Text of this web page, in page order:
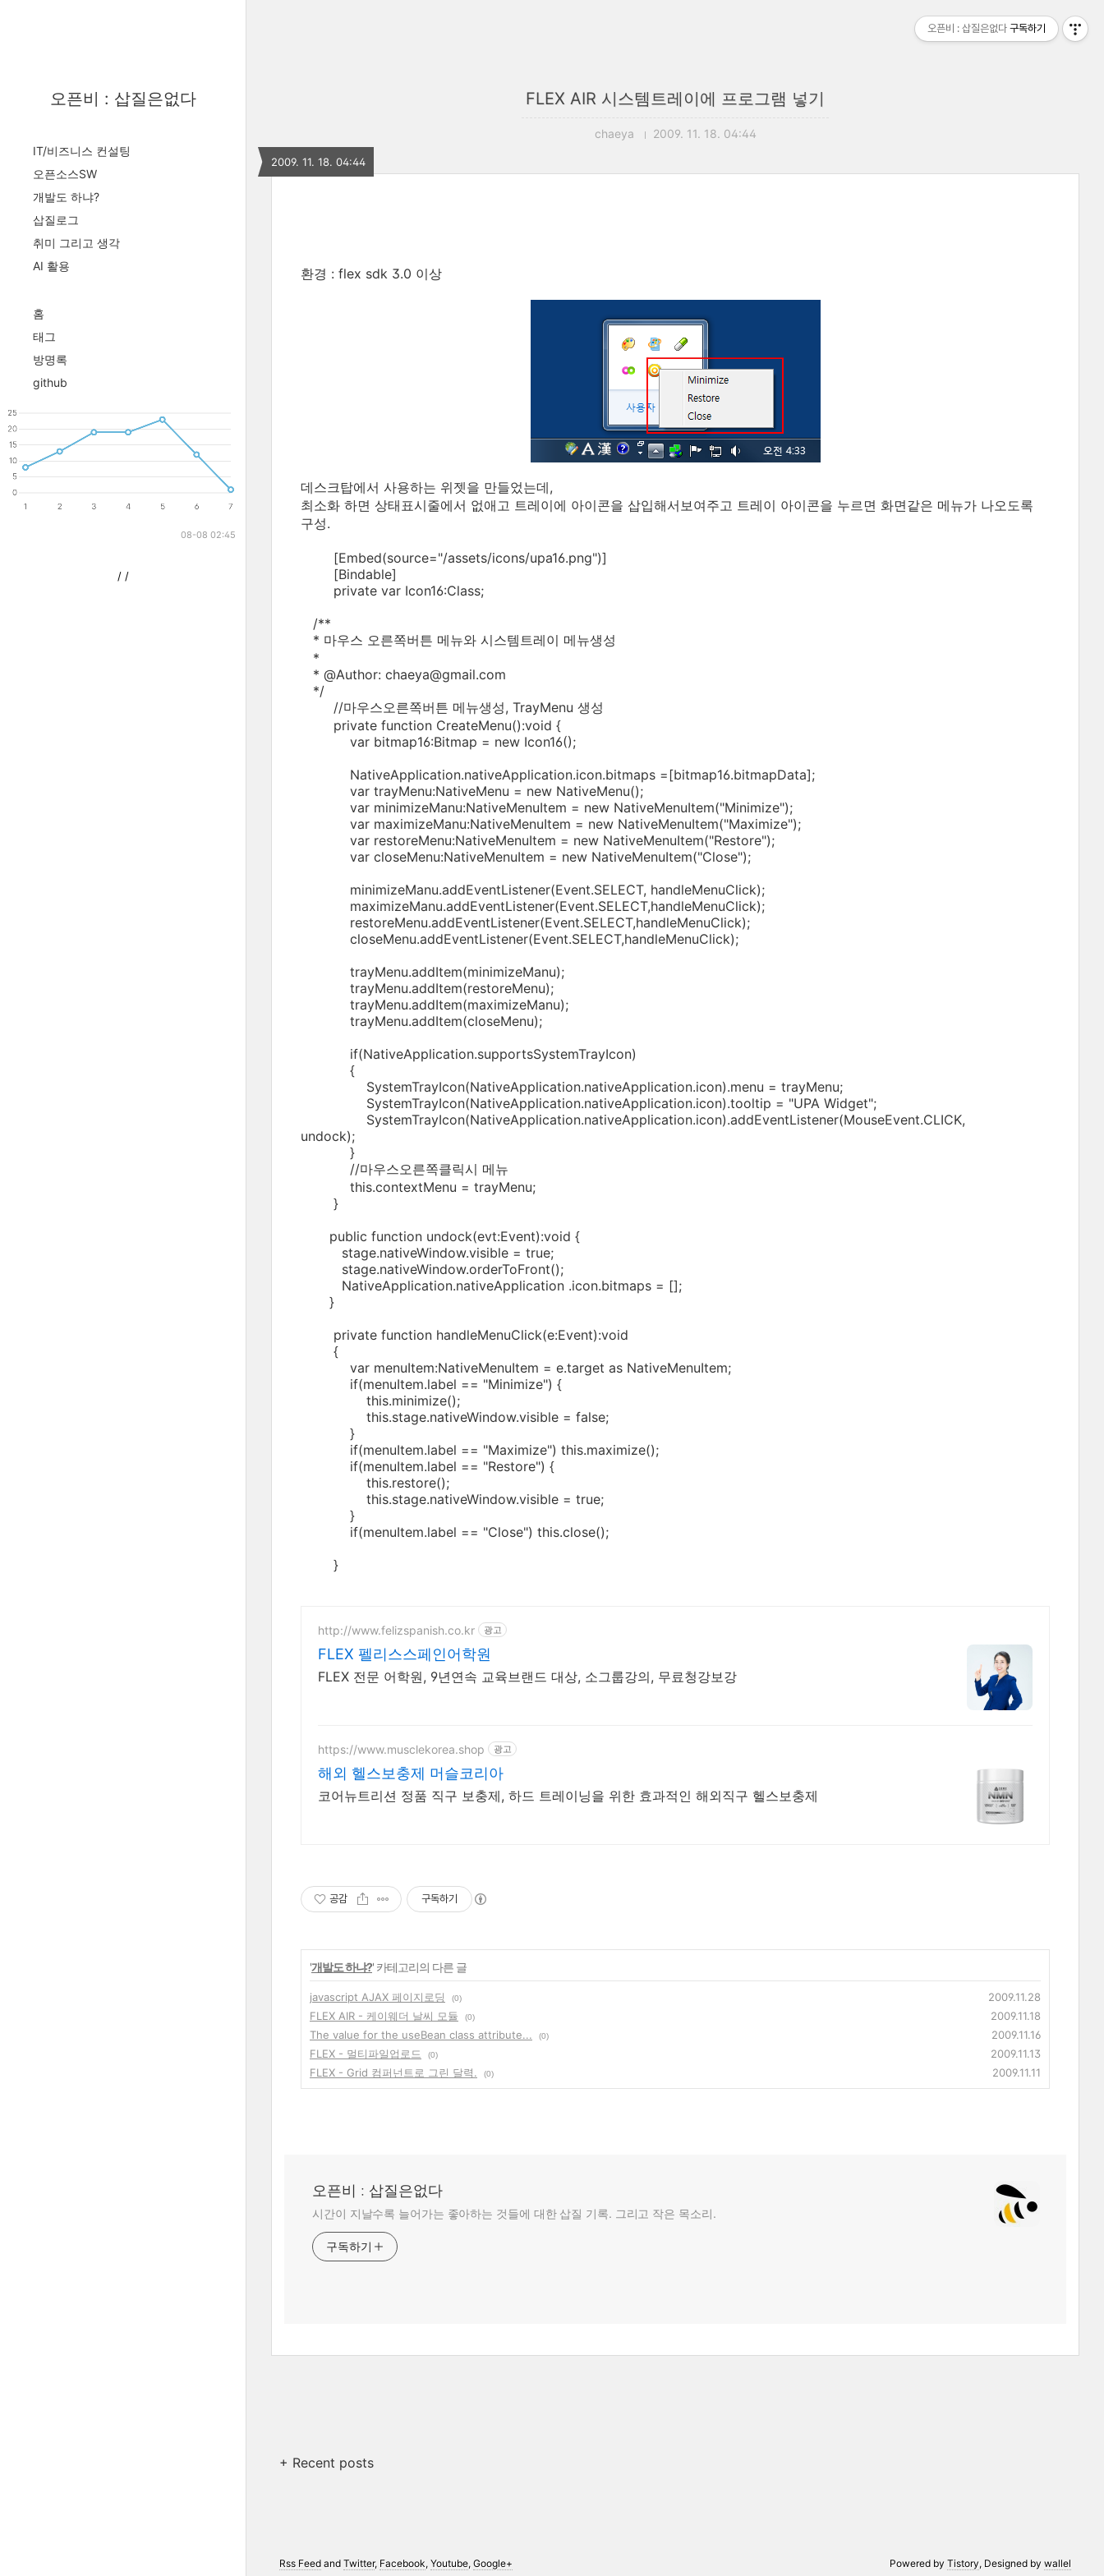
오픈비 : 삽질은없다
IT/비즈니스 컨설팅
오픈소스SW
개발도 하냐?
삽질로그
취미 그리고 생각
AI 활용
홈
태그
방명록
github
08-08 02:45
/ /
FLEX AIR 시스템트레이에 프로그램 넣기
chaeya 2009. 11. 18. 04:44
2009. 11. 18. 04:44
환경 : flex sdk 3.0 이상
데스크탑에서 사용하는 위젯을 만들었는데,
최소화 하면 상태표시줄에서 없애고 트레이에 아이콘을 삽입해서보여주고 트레이 아이콘을 누르면 화면같은 메뉴가 나오도록
구성.
[Embed(source="/assets/icons/upa16.png")]
[Bindable]
private var Icon16:Class;
/**
* 마우스 오른쪽버튼 메뉴와 시스템트레이 메뉴생성
*
* @Author: chaeya@gmail.com
*/
//마우스오른쪽버튼 메뉴생성, TrayMenu 생성
private function CreateMenu():void {
var bitmap16:Bitmap = new Icon16();
NativeApplication.nativeApplication.icon.bitmaps =[bitmap16.bitmapData];
var trayMenu:NativeMenu = new NativeMenu();
var minimizeManu:NativeMenuItem = new NativeMenuItem("Minimize");
var maximizeManu:NativeMenuItem = new NativeMenuItem("Maximize");
var restoreMenu:NativeMenuItem = new NativeMenuItem("Restore");
var closeMenu:NativeMenuItem = new NativeMenuItem("Close");
minimizeManu.addEventListener(Event.SELECT, handleMenuClick);
maximizeManu.addEventListener(Event.SELECT,handleMenuClick);
restoreMenu.addEventListener(Event.SELECT,handleMenuClick);
closeMenu.addEventListener(Event.SELECT,handleMenuClick);
trayMenu.addItem(minimizeManu);
trayMenu.addItem(restoreMenu);
trayMenu.addItem(maximizeManu);
trayMenu.addItem(closeMenu);
if(NativeApplication.supportsSystemTrayIcon)
{
SystemTrayIcon(NativeApplication.nativeApplication.icon).menu = trayMenu;
SystemTrayIcon(NativeApplication.nativeApplication.icon).tooltip = "UPA Widget";
SystemTrayIcon(NativeApplication.nativeApplication.icon).addEventListener(MouseEvent.CLICK,
undock);
}
//마우스오른쪽클릭시 메뉴
this.contextMenu = trayMenu;
}
public function undock(evt:Event):void {
stage.nativeWindow.visible = true;
stage.nativeWindow.orderToFront();
NativeApplication.nativeApplication .icon.bitmaps = [];
}
private function handleMenuClick(e:Event):void
{
var menuItem:NativeMenuItem = e.target as NativeMenuItem;
if(menuItem.label == "Minimize") {
this.minimize();
this.stage.nativeWindow.visible = false;
}
if(menuItem.label == "Maximize") this.maximize();
if(menuItem.label == "Restore") {
this.restore();
this.stage.nativeWindow.visible = true;
}
if(menuItem.label == "Close") this.close();
}
http://www.felizspanish.co.kr 광고
FLEX 펠리스스페인어학원
FLEX 전문 어학원, 9년연속 교육브랜드 대상, 소그룹강의, 무료청강보강
https://www.musclekorea.shop 광고
해외 헬스보충제 머슬코리아
코어뉴트리션 정품 직구 보충제, 하드 트레이닝을 위한 효과적인 해외직구 헬스보충제
공감 구독하기
'개발도 하냐?' 카테고리의 다른 글
javascript AJAX 페이지로딩 (0)
2009.11.28
FLEX AIR - 케이웨더 날씨 모듈
(0)
2009.11.18
The value for the useBean class attribute...
(0)
2009.11.16
FLEX - 멀티파일업로드
(0)
2009.11.13
FLEX - Grid 컴퍼넌트로 그린 달력.
(0) 2009.11.11
오픈비 : 삽질은없다
시간이 지날수록 늘어가는 좋아하는 것들에 대한 삽질 기록. 그리고 작은 목소리.
구독하기
+ Recent posts
Powered byTistory, Designed bywallel
Rss Feedand Twitter, Facebook, Youtube, Google+
오픈비 : 삽질은없다 구독하기